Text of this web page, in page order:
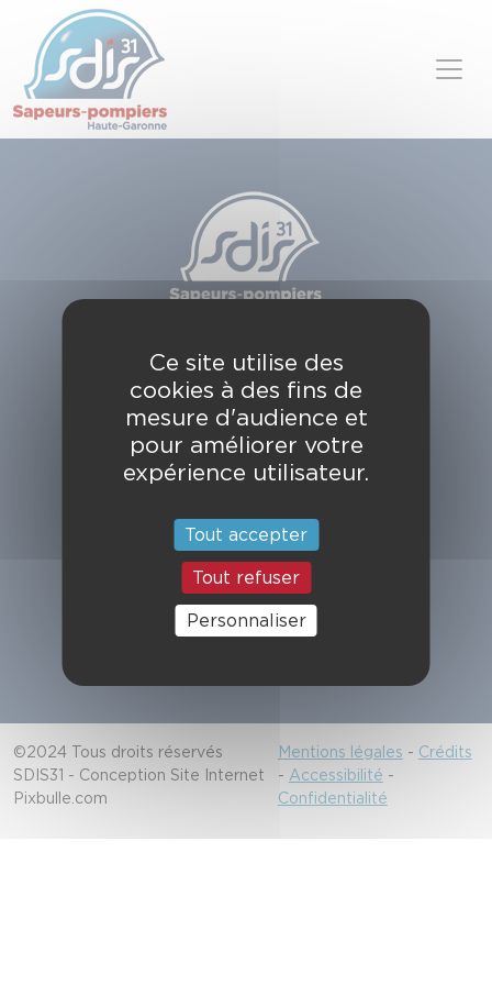
49, chemin de l'Armurié
C.S. 80123
31772 COLOMIERS CEDEX
Contactez-nous
Alerter les secours
18/112
©2024 Tous droits réservés
SDIS31 - Conception Site Internet
Pixbulle.com
Mentions légales - Crédits
- Accessibilité -
Confidentialité
Panneau de gestion des cookies
Ce site utilise des
cookies à des fins de
mesure d'audience et
pour améliorer votre
expérience utilisateur.
Tout accepter
Tout refuser
Personnaliser